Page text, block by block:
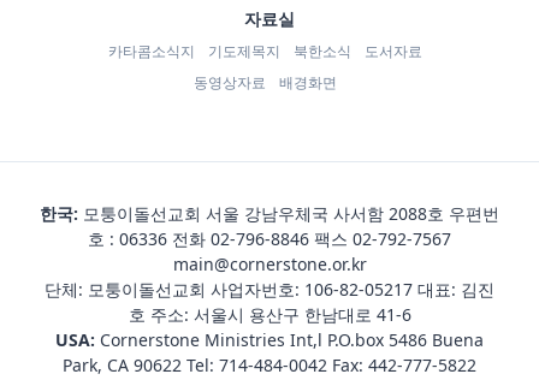
자료실
카타콤소식지 기도제목지 북한소식
도서자료
동영상자료
배경화면
한국: 모퉁이돌선교회 서울 강남우체국 사서함 2088호 우편번
호 : 06336 전화 02-796-8846 팩스 02-792-7567
main@cornerstone.or.kr
단체: 모퉁이돌선교회 사업자번호: 106-82-05217 대표: 김진
호 주소: 서울시 용산구 한남대로 41-6
USA: Cornerstone Ministries Int,l P.O.box 5486 Buena
Park, CA 90622 Tel: 714-484-0042 Fax: 442-777-5822